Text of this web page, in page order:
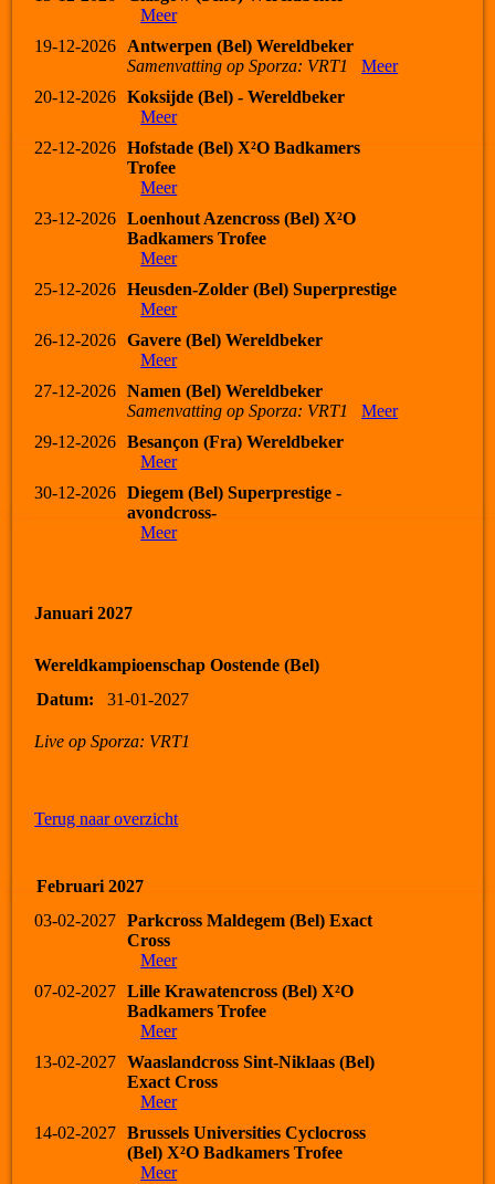
Meer
19-12-2026
Antwerpen (Bel) Wereldbeker
Samenvatting op Sporza: VRT1
Meer
20-12-2026
Koksijde (Bel) - Wereldbeker
Meer
22-12-2026
Hofstade (Bel) X²O Badkamers
Trofee
Meer
23-12-2026
Loenhout Azencross (Bel) X²O
Badkamers Trofee
Meer
25-12-2026
Heusden-Zolder (Bel) Superprestige
Meer
26-12-2026
Gavere (Bel) Wereldbeker
Meer
27-12-2026
Namen (Bel) Wereldbeker
Samenvatting op Sporza: VRT1
Meer
29-12-2026
Besançon (Fra) Wereldbeker
Meer
30-12-2026
Diegem (Bel) Superprestige -
avondcross-
Meer
Januari 2027
Wereldkampioenschap Oostende (Bel)
Datum:
31-01-2027
Live op Sporza: VRT1
Terug naar overzicht
Februari 2027
03-02-2027
Parkcross Maldegem (Bel) Exact
Cross
Meer
07-02-2027
Lille Krawatencross (Bel) X²O
Badkamers Trofee
Meer
13-02-2027
Waaslandcross Sint-Niklaas (Bel)
Exact Cross
Meer
14-02-2027
Brussels Universities Cyclocross
(Bel) X²O Badkamers Trofee
Meer